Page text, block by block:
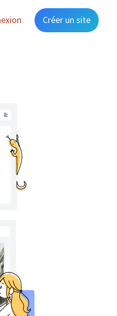
Créer un site